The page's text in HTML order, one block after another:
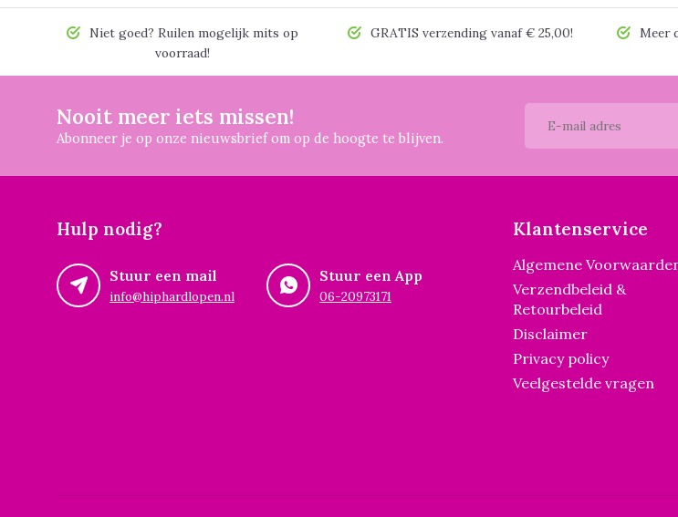
Niet goed? Ruilen mogelijk mits op
voorraad!
GRATIS verzending vanaf € 25,00! Meer
Nooit meer iets missen!
Abonneer je op onze nieuwsbrief om op de hoogte te blijven.
Hulp nodig?
Stuur een mail
info@hiphardlopen.nl
Stuur een App
06-20973171
Klantenservice
Algemene
Verzendbeleid &
Retourbeleid
Disclaimer
Privacy policy
Veelgestelde vragen